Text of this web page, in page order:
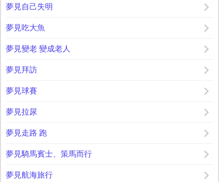
夢見自己失明
夢見吃大魚
夢見變老 變成老人
夢見拜訪
夢見球賽
夢見拉尿
夢見走路 跑
夢見騎馬賓士、策馬而行
夢見航海旅行